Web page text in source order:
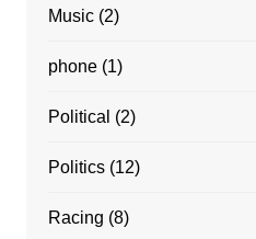
Music(2)
phone(1)
Political (2)
Politics(12)
Racing (8)